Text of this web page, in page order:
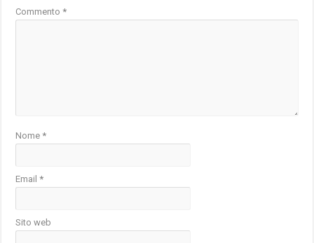
Commento*
Nome*
Email*
Sito web